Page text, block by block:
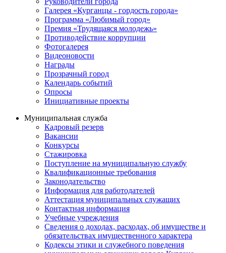
Галерея «Курганцы - гордость города»
Программа «Любимый город»
Премия «Трудящаяся молодежь»
Противодействие коррупции
Фотогалерея
Видеоновости
Награды
Прозрачный город
Календарь событий
Опросы
Инициативные проекты
Муниципальная служба
Кадровый резерв
Вакансии
Конкурсы
Стажировка
Поступление на муниципальную службу
Квалификационные требования
Законодательство
Информация для работодателей
Аттестация муниципальных служащих
Контактная информация
Учебные учреждения
Сведения о доходах, расходах, об имуществе и
обязательствах имущественного характера
Кодексы этики и служебного поведения